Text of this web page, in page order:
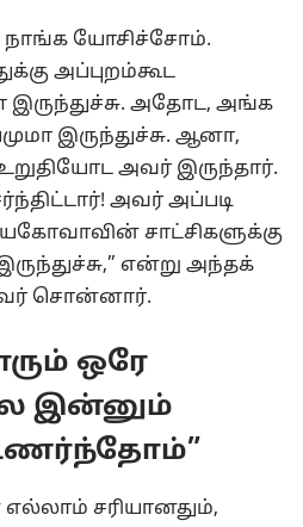
நாங்க யோசிச்சோம்.
அப்புறம்கூட
இருந்துச்சு. அதோட, அங்க
இருந்துச்சு. ஆனா,
அவர் இருந்தார்.
அவர் அப்படி
சாட்சிகளுக்கு
என்று அந்தக்
சொன்னார்.
ஒரே
இன்னும்
சரியானதும்,